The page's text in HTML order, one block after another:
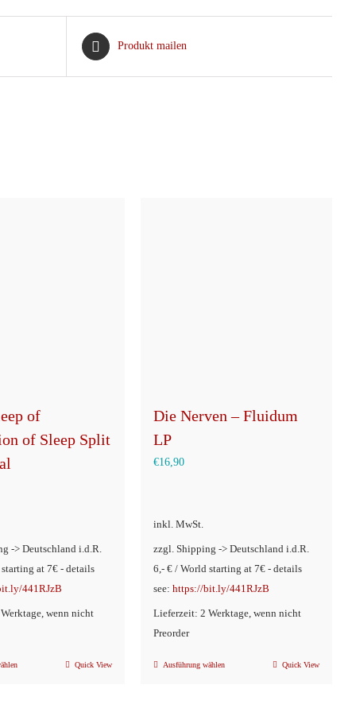
Produkt mailen
of
of Sleep Split
-> Deutschland i.d.R.
at 7€ - details
441RJzB
wenn nicht
Dieses
Quick View
Die Nerven – Fluidum
LP
€16,90
inkl. MwSt.
zzgl. Shipping -> Deutschland i.d.R.
6,- € / World starting at 7€ - details
see:https://bit.ly/441RJzB
Lieferzeit: 2 Werktage, wenn nicht
Preorder
Ausführung wählenDieses
Quick View